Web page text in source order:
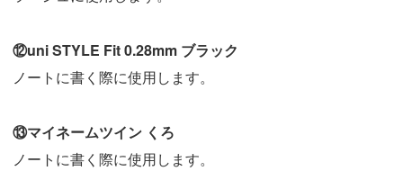
⑫uni STYLE Fit 0.28mm ブラック
ノートに書く際に使用します。
⑬マイネームツイン くろ
ノートに書く際に使用します。